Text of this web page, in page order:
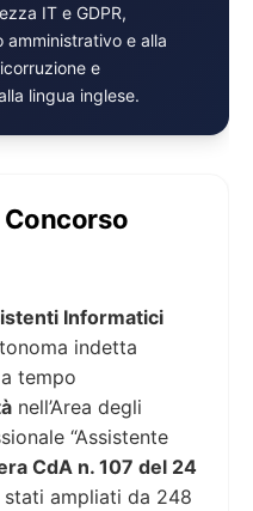
IT e GDPR,
e alla
e
lingua inglese.
Informatici
indetta
tempo
nell’Area degli
“Assistente
CdA n. 107 del 24
ampliati da 248